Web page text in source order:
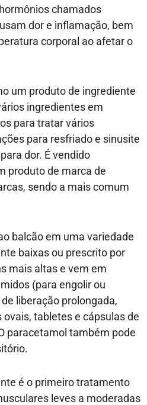
chamados
dor e inflamação, bem
corporal ao afetar o
um produto de ingrediente
ingredientes em
para tratar vários
para resfriado e sinusite
dor. É vendido
produto de marca de
sendo a mais comum
balcão em uma variedade
baixas ou prescrito por
mais altas e vem em
(para engolir ou
liberação prolongada,
tabletes e cápsulas de
paracetamol também pode
é o primeiro tratamento
leves a moderadas